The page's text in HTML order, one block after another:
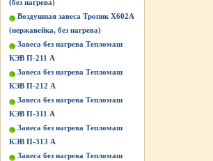
(без нагрева)
Воздушная завеса Тропик Х602А
(нержавейка, без нагрева)
Завеса без нагрева Тепломаш
КЭВ П-211 А
Завеса без нагрева Тепломаш
КЭВ П-212 А
Завеса без нагрева Тепломаш
КЭВ П-311 А
Завеса без нагрева Тепломаш
КЭВ П-313 А
Завеса без нагрева Тепломаш